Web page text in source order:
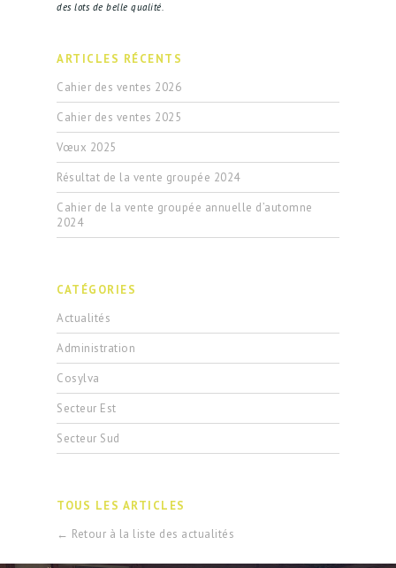
des lots de belle qualité.
ARTICLES RÉCENTS
Cahier des ventes 2026
Cahier des ventes 2025
Vœux 2025
Résultat de la vente groupée 2024
Cahier de la vente groupée annuelle d’automne
2024
CATÉGORIES
Actualités
Administration
Cosylva
Secteur Est
Secteur Sud
TOUS LES ARTICLES
← Retour à la liste des actualités